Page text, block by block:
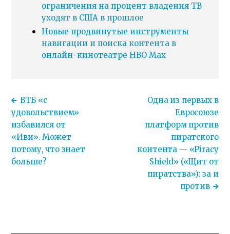
ограничения на процент владения ТВ
уходят в США в прошлое
Новые продвинутые инструменты
навигации и поиска контента в
онлайн-кинотеатре HBO Max
ВТБ «с
удовольствием»
избавился от
«Иви». Может
потому, что знает
больше?
Одна из первых в
Евросоюзе
платформ против
пиратского
контента — «Piracy
Shield» («Щит от
пиратства»): за и
против